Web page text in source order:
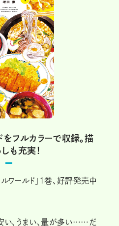
フルカラーで収録。描
も充実！
ワールド」1巻、好評発売中
い、うまい、量が多い……だ